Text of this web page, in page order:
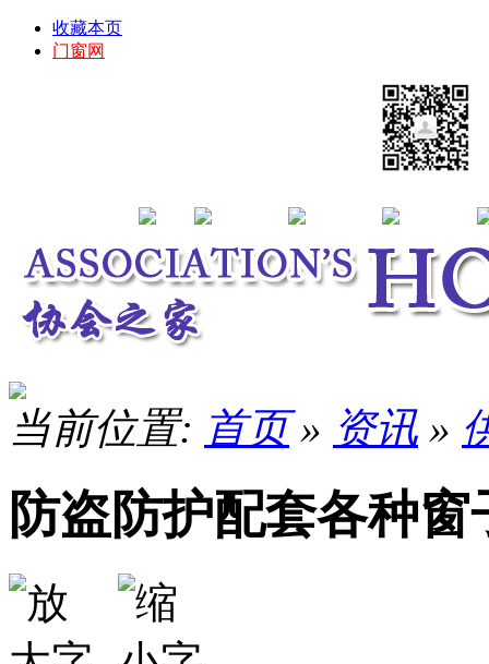
收藏本页
门窗网
当前位置: 首页» 资讯 »
防盗防护配套各种窗